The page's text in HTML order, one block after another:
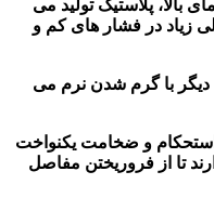
اتمسفر) و دمای بالا، پلاستیک تولید می
زیاد در فشار های کم و
دیگر با گرم شدن نرم می
و ضخامت یکنواخت
تا از فروریختن مفاصل